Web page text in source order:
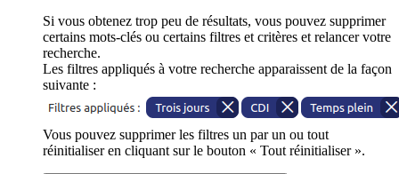
Si vous obtenez trop peu de résultats, vous pouvez supprimer
certains mots-clés ou certains filtres et critères et relancer votre
recherche.
Les filtres appliqués à votre recherche apparaissent de la façon
suivante :
Vous pouvez supprimer les filtres un par un ou tout
réinitialiser en cliquant sur le bouton « Tout réinitialiser ».